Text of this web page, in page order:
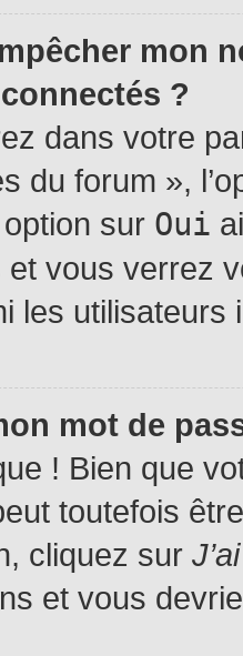
mon
?
dans votre
du forum »,
sur Oui
et vous verrez
les utilisateurs
mot de
! Bien que
toutefois
cliquez sur
et vous